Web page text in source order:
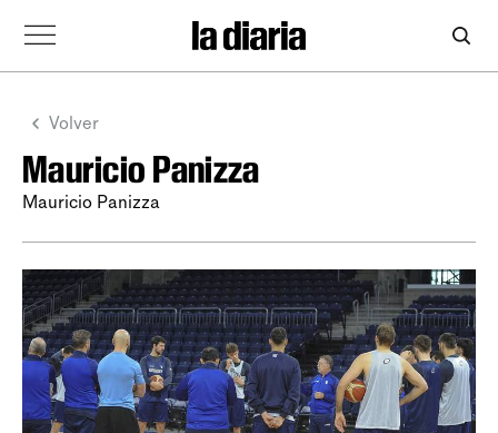
Volver
Mauricio Panizza
Mauricio Panizza